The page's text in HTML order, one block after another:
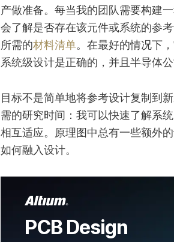
产做准备。每当我的团队需要构建
会了解是否存在该元件或系统的参
所需的材料清单。在最好的情况下
系统级设计是正确的，并且半导体
目标不是简单地将参考设计复制到
需的研究时间：我可以快速了解系
相互适应。原理图中总有一些额外
如何融入设计。
PCB Design